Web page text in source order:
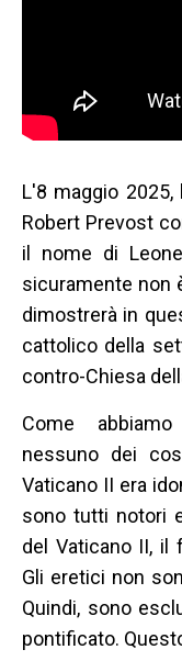
L'8 maggio
Robert Prevost
il nome di
sicuramente non
dimostrerà in
cattolico della
contro-Chiesa
Come
nessuno dei
Vaticano II era
sono tutti notori
del Vaticano II, il
Gli eretici non
Quindi, sono
pontificato.